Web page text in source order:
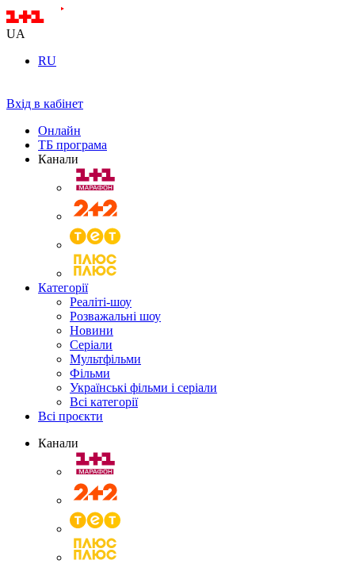
UA
RU
Вхід в кабінет
Онлайн
ТБ програма
Канали
Категорії
Реаліті-шоу
Розважальні шоу
Новини
Серіали
Мультфільми
Фільми
Українські фільми і серіали
Всі категорії
Всі проєкти
Канали